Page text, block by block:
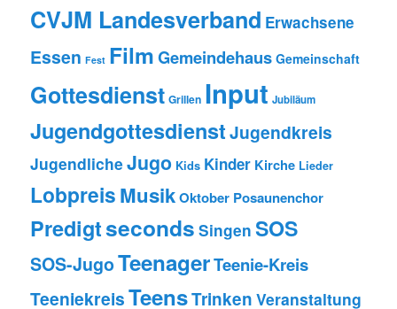
CVJM Landesverband Erwachsene
Essen Fest FilmGemeindehaus Gemeinschaft
Gottesdienst Grillen Input Jubiläum
JugendgottesdienstJugendkreis
JugendlicheJugo Kids Kinder Kirche Lieder
LobpreisMusikOktober Posaunenchor
Predigtseconds Singen SOS
SOS-JugoTeenagerTeenie-Kreis
TeeniekreisTeensTrinken Veranstaltung